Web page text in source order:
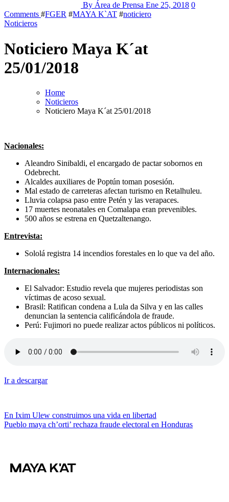
By Área de Prensa Ene 25, 2018 0
Comments #FGER #MAYA K`AT #noticiero
Noticieros
Noticiero Maya K´at
25/01/2018
Home
Noticieros
Noticiero Maya K´at 25/01/2018
Nacionales:
Aleandro Sinibaldi, el encargado de pactar sobornos en
Odebrecht.
Alcaldes auxiliares de Poptún toman posesión.
Mal estado de carreteras afectan turismo en Retalhuleu.
Lluvia colapsa paso entre Petén y las verapaces.
17 muertes neonatales en Comalapa eran prevenibles.
500 años se estrena en Quetzaltenango.
Entrevista:
Sololá registra 14 incendios forestales en lo que va del año.
Internacionales:
El Salvador: Estudio revela que mujeres periodistas son
víctimas de acoso sexual.
Brasil: Ratifican condena a Lula da Silva y en las calles
denuncian la sentencia calificándola de fraude.
Perú: Fujimori no puede realizar actos públicos ni políticos.
Ir a descargar
Navegación
de
En Ixim Ulew construimos una vida en libertad
Pueblo maya ch’orti’ rechaza fraude electoral en Honduras